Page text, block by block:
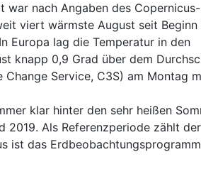
war nach Angaben des Copernicus-
viert wärmste August seit Beginn
Europa lag die Temperatur in den
knapp 0,9 Grad über dem
Service, C3S) am Montag
klar hinter den sehr heißen
2019. Als Referenzperiode zählt
ist das